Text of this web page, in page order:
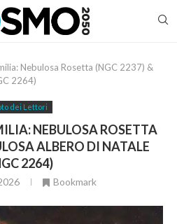
Nebulosa Rosetta (NGC 2237) &
2264)
dei Lettori
NEBULOSA ROSETTA
ALBERO DI NATALE
2264)
Bookmark